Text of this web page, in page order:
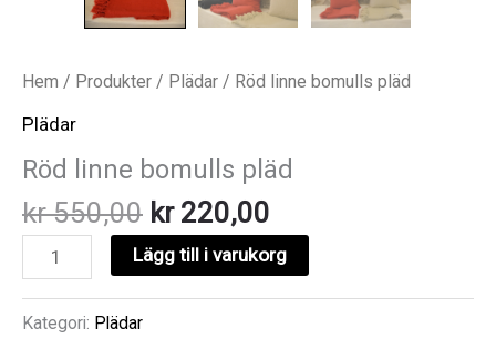
Hem / Produkter / Plädar / Röd linne bomulls pläd
Plädar
Röd linne bomulls pläd
kr550,00 Det
ursprungliga
priset
var:
kr220,00
nuvarande
priset
är:
Röd
linne
bomulls
Lägg till i varukorg
Kategori: Plädar